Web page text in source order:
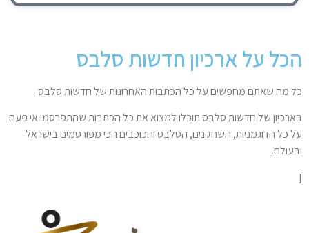
הכל על ארכיון חדשות סלבס
כל מה שאתם מחפשים על כל הכתבות האחרונות של חדשות סלבס.
בארכיון של חדשות סלבס תוכלו למצוא את כל הכתבות שהתפרסמו אי פעם
על כל הדוגמניות, השחקנים, הסלבס והכוכבים הכי מפורסמים בישראל
ובעולם.
[